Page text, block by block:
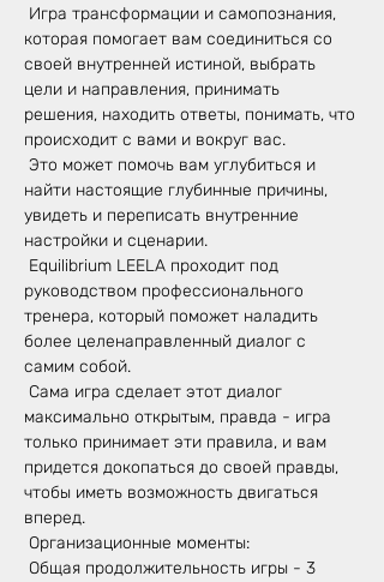
которая помогает вам соединиться со
своей внутренней истиной, выбрать
цели и направления, принимать
решения, находить ответы, понимать, что
происходит с вами и вокруг вас.
найти настоящие глубинные причины,
увидеть и переписать внутренние
настройки и сценарии.
руководством профессионального
тренера, который поможет наладить
более целенаправленный диалог с
самим собой.
максимально открытым, правда - игра
только принимает эти правила, и вам
придется докопаться до своей правды,
чтобы иметь возможность двигаться
вперед.
Организационные моменты: